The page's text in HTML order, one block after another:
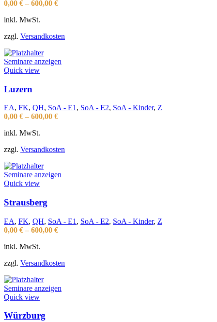
0,00 € – 600,00 €
inkl. MwSt.
zzgl. Versandkosten
Seminare anzeigen
Quick view
Luzern
EA, FK, QH, SoA - E1 , SoA - E2, SoA - Kinder, Z
0,00 € – 600,00 €
inkl. MwSt.
zzgl. Versandkosten
Seminare anzeigen
Quick view
Strausberg
EA, FK, QH, SoA - E1 , SoA - E2, SoA - Kinder, Z
0,00 € – 600,00 €
inkl. MwSt.
zzgl. Versandkosten
Seminare anzeigen
Quick view
Würzburg